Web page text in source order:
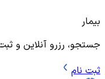
بیمار
جستجو، رزرو آنلاین و
ثبت نام